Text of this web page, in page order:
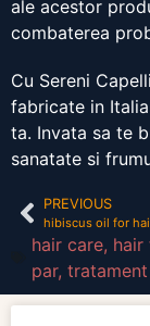
ale acestor
combaterea
Cu Sereni
fabricate in
ta. Invata sa te
sanatate si
PREVIOUS
hibiscus oil for
hair care, hair
par,